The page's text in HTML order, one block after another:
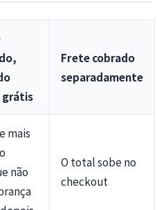
grátis
Frete cobrado
separadamente
mais
não
O total sobe no
checkout